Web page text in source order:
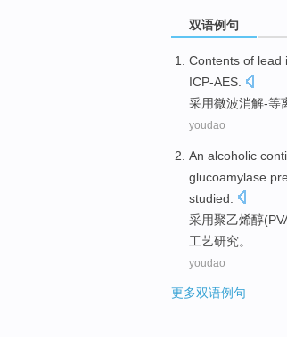
双语例句
Contents of lead
ICP-AES.
采用微波消解-等
youdao
An alcoholic
glucoamylase
studied
采用聚乙烯醇(
工艺研究。
youdao
更多双语例句